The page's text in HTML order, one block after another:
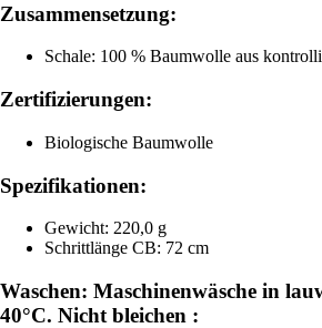
Zusammensetzung:
Schale: 100 % Baumwolle aus
Zertifizierungen:
Biologische Baumwolle
Spezifikationen:
Gewicht: 220,0 g
Schrittlänge CB: 72 cm
Waschen: Maschinenwäsche in
40°C. Nicht bleichen :